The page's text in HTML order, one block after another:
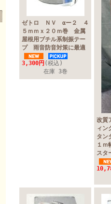
ゼトロ ＮＶ αー２ ４
５ｍｍｘ２０ｍ巻 金属
屋根用ブチル系制振テー
プ 雨音防音対策に最適
3,300円 (税込)
在庫 3巻
改質
ィン
タン
１
ス